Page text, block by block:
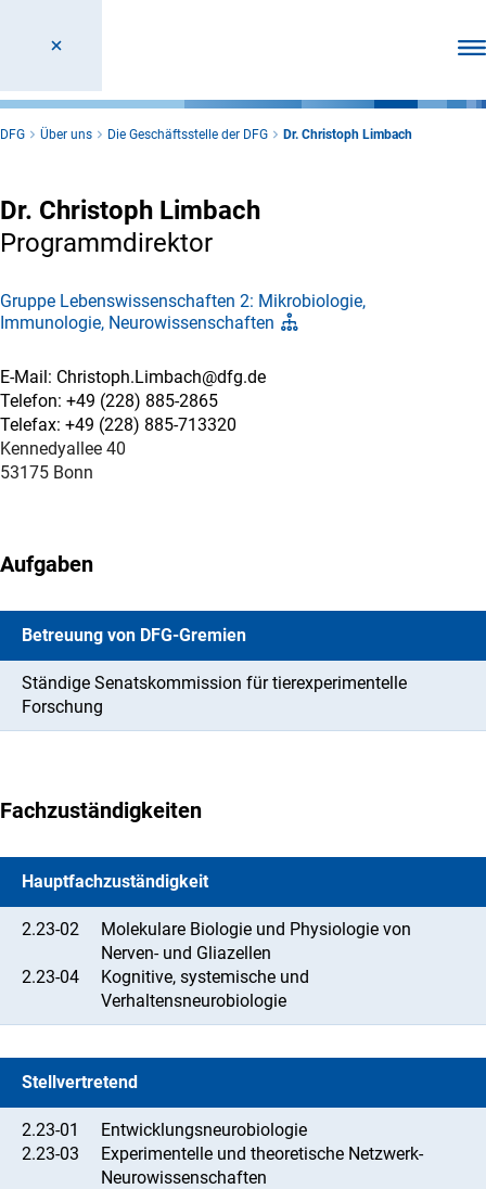
DFG Über uns Die Geschäftsstelle der DFG Dr. Christoph Limbach
Dr. Christoph Limbach
Programmdirektor
Gruppe Lebenswissenschaften 2: Mikrobiologie,
Immunologie, Neurowissenschaften
E-Mail: Christoph.Limbach@dfg.de
Telefon: +49 (228) 885-2865
Telefax: +49 (228) 885-713320
Kennedyallee 40
53175 Bonn
Aufgaben
Betreuung von DFG-Gremien
Ständige Senatskommission für tierexperimentelle
Forschung
Fachzuständigkeiten
Hauptfachzuständigkeit
2.23-02
Molekulare Biologie und Physiologie von
Nerven- und Gliazellen
2.23-04
Kognitive, systemische und
Verhaltensneurobiologie
Stellvertretend
2.23-01
Entwicklungsneurobiologie
2.23-03
Experimentelle und theoretische Netzwerk-
Neurowissenschaften